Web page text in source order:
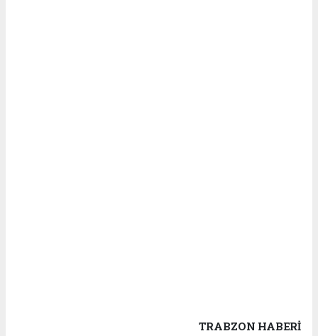
TRABZON HABERİ